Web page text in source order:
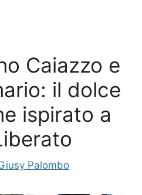
Caiazzo e
il dolce
ispirato a
Palombo